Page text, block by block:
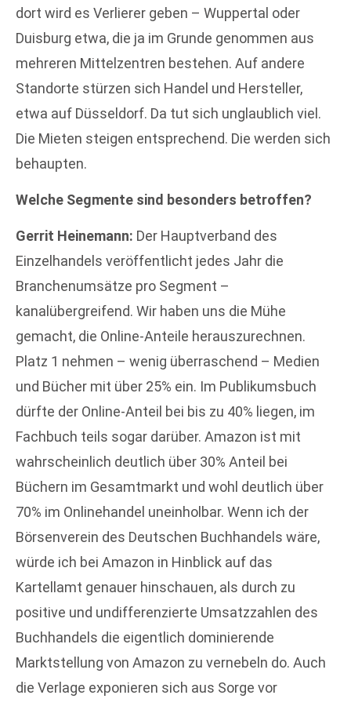
dort wird es Verlierer geben – Wuppertal oder
Duisburg etwa, die ja im Grunde genommen aus
mehreren Mittelzentren bestehen. Auf andere
Standorte stürzen sich Handel und Hersteller,
etwa auf Düsseldorf. Da tut sich unglaublich viel.
Die Mieten steigen entsprechend. Die werden sich
behaupten.
Welche Segmente sind besonders betroffen?
Gerrit Heinemann: Der Hauptverband des
Einzelhandels veröffentlicht jedes Jahr die
Branchenumsätze pro Segment –
kanalübergreifend. Wir haben uns die Mühe
gemacht, die Online-Anteile herauszurechnen.
Platz 1 nehmen – wenig überraschend – Medien
und Bücher mit über 25% ein. Im Publikumsbuch
dürfte der Online-Anteil bei bis zu 40% liegen, im
Fachbuch teils sogar darüber. Amazon ist mit
wahrscheinlich deutlich über 30% Anteil bei
Büchern im Gesamtmarkt und wohl deutlich über
70% im Onlinehandel uneinholbar. Wenn ich der
Börsenverein des Deutschen Buchhandels wäre,
würde ich bei Amazon in Hinblick auf das
Kartellamt genauer hinschauen, als durch zu
positive und undifferenzierte Umsatzzahlen des
Buchhandels die eigentlich dominierende
Marktstellung von Amazon zu vernebeln do. Auch
die Verlage exponieren sich aus Sorge vor